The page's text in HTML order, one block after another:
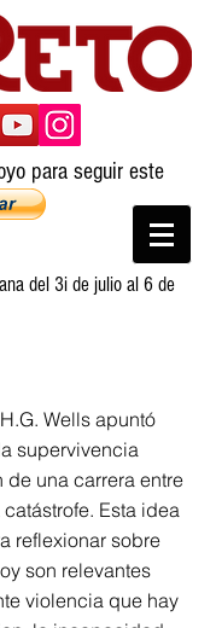
para seguir este
del 3i de julio al 6 de
Wells apuntó
supervivencia
una carrera entre
Esta idea
reflexionar sobre
son relevantes
violencia que hay